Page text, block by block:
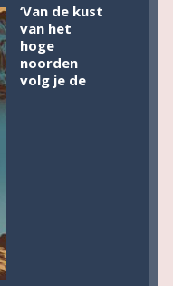
‘Van de kust
van het
hoge
noorden
volg je de